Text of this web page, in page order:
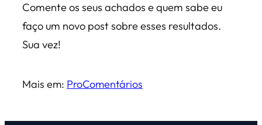
Comente os seus achados e quem sabe eu
faço um novo post sobre esses resultados.
Sua vez!
Mais em: ProComentários